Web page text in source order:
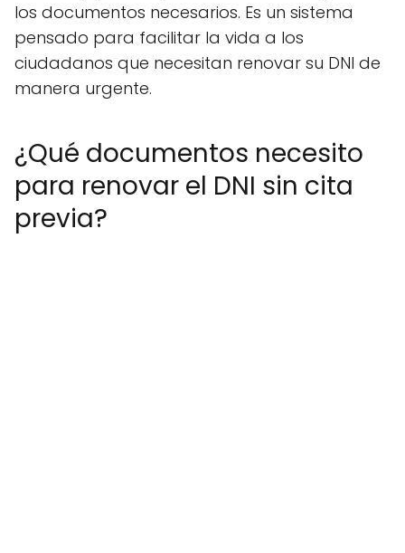
los documentos necesarios. Es un sistema
pensado para facilitar la vida a los
ciudadanos que necesitan renovar su DNI de
manera urgente.
¿Qué documentos necesito
para renovar el DNI sin cita
previa?